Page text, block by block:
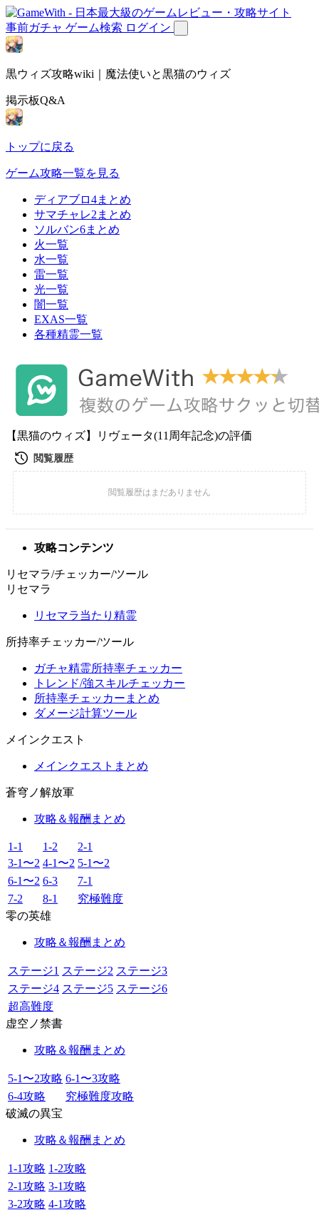
事前ガチャ ゲーム検索 ログイン
黒ウィズ攻略wiki｜魔法使いと黒猫のウィズ
掲示板Q&A
トップに戻る
ゲーム攻略一覧を見る
ディアブロ4まとめ
サマチャレ2まとめ
ソルバン6まとめ
火一覧
水一覧
雷一覧
光一覧
闇一覧
EXAS一覧
各種精霊一覧
【黒猫のウィズ】リヴェータ(11周年記念)の評価
攻略コンテンツ
リセマラ/チェッカー/ツール
リセマラ
リセマラ当たり精霊
所持率チェッカー/ツール
ガチャ精霊所持率チェッカー
トレンド/強スキルチェッカー
所持率チェッカーまとめ
ダメージ計算ツール
メインクエスト
メインクエストまとめ
蒼穹ノ解放軍
攻略＆報酬まとめ
1-1 1-2
2-1
3-1〜2 4-1〜2 5-1〜2
6-1〜2 6-3
7-1
7-2
8-1
究極難度
零の英雄
攻略＆報酬まとめ
ステージ1 ステージ2 ステージ3
ステージ4 ステージ5 ステージ6
超高難度
虚空ノ禁書
攻略＆報酬まとめ
5-1〜2攻略 6-1〜3攻略
6-4攻略
究極難度攻略
破滅の異宝
攻略＆報酬まとめ
1-1攻略 1-2攻略
2-1攻略 3-1攻略
3-2攻略 4-1攻略